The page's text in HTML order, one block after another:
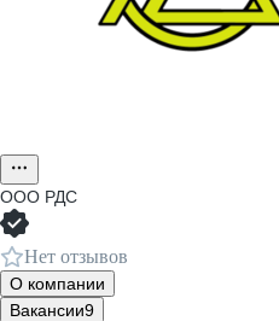
ООО РДС
Нет отзывов
О компании
Вакансии9